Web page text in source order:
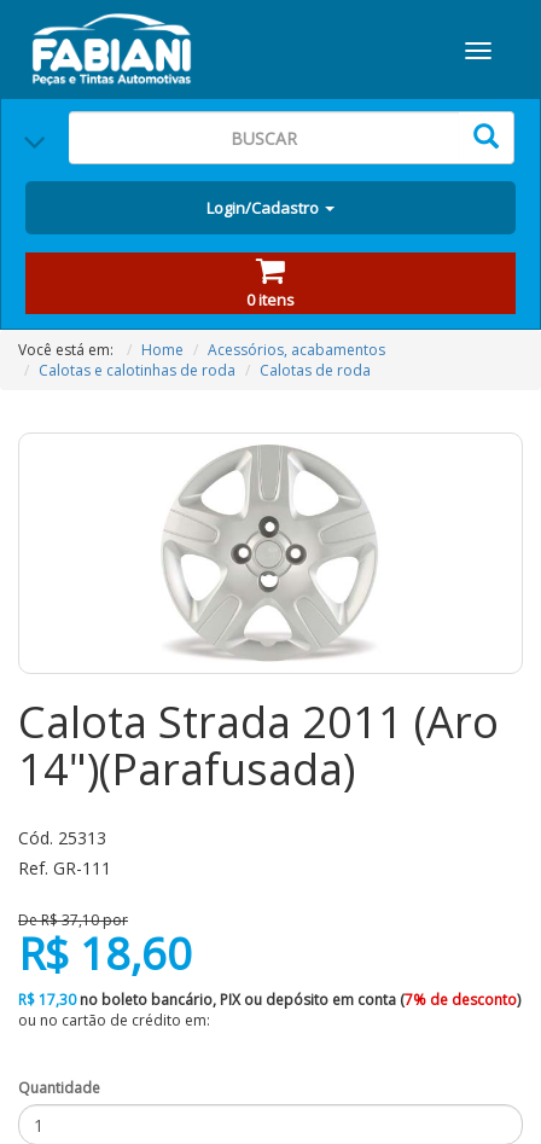
Login/Cadastro
0 itens
Você está em: Home
Acessórios, acabamentos
Calotas e calotinhas de roda
Calotas de roda
Calota Strada 2011 (Aro
14")(Parafusada)
Cód. 25313
Ref. GR-111
De R$ 37,10 por
R$ 18,60
R$ 17,30no boleto bancário, PIX ou depósito em conta (7% de desconto)
ou no cartão de crédito em:
Quantidade